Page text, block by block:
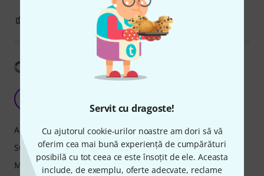
Servit cu dragoste!
Cu ajutorul cookie-urilor noastre am dori să vă
oferim cea mai bună experiență de cumpărături
posibilă cu tot ceea ce este însoțit de ele. Aceasta
include, de exemplu, oferte adecvate, reclame
SEMNALEAZA UN ABUZ
st.lia 29.05.2017
Adresă
Sunet
Măiestrie